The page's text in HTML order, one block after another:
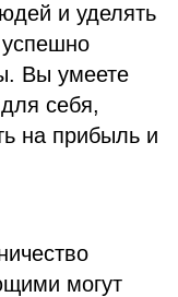
и уделять
Вы умеете
себя,
на прибыль и
могут